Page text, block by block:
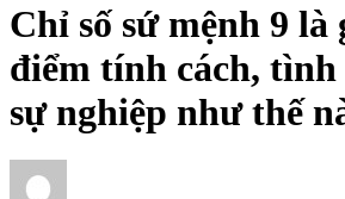
Chỉ số sứ mệnh 9 là
điểm tính cách, tình
sự nghiệp như thế